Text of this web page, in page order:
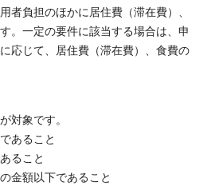
者負担のほかに居住費（滞在費）、
。一定の要件に該当する場合は、申
応じて、居住費（滞在費）、食費の
対象です。
あること
ること
金額以下であること